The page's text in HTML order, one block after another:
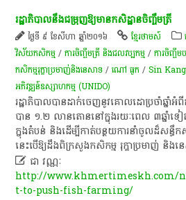
រដ្ឋាភិបាលនឹងជម្រុញឱ្យមានកសិដ្ឋានចិញ្ចឹមត្រី
ថ្ងៃទី ៩ ខែសីហា ឆ្នាំ២០១៦ ខ្មែរថាមស៍
វិស័យកសិកម្ម /ការចិញ្ចឹមត្រី និងជលវប្បកម្ម /ការចិញ្ចឹ
កសិកម្មរុក្ខាប្រមាញ់និងនេសាទ /ណៅ ធួក /Sin Kang
អភិវឌ្ឍន៍ឧស្សាហកម្ម (UNIDO)
រដ្ឋាភិបាលបានដាក់ចេញនូវគោលដោប្រចាំឆ្នាំអំ
បាន ១.២ លានតោននៅក្នុងរយៈពេល ៣ឆ្នាំទៀ
ក្នុងតំបន់ និងដើម្បីកាត់បន្ថយការនាំចូលដ៏សន្ធឹ
នេះបើឱ្យដឹងពិក្រសួងកសិកម្ម រុក្ខាប្រមាញ់ និង
 ជា វណ្ណៈ
http://www.khmertimeskh.com/
t-to-push-fish-farming/